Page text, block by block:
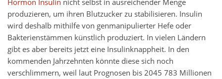
Hormon Insulin nicht selbst in ausreichender Menge
produzieren, um ihren Blutzucker zu stabilisieren. Insulin
wird deshalb mithilfe von genmanipulierter Hefe oder
Bakterienstämmen künstlich produziert. In vielen Ländern
gibt es aber bereits jetzt eine Insulinknappheit. In den
kommenden Jahrzehnten könnte diese sich noch
verschlimmern, weil laut Prognosen bis 2045 783 Millionen